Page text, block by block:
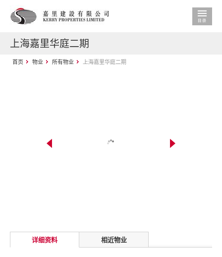
上海嘉里华庭二期
首页 物业 所有物业 上海嘉里华庭二期
详细资料 相近物业